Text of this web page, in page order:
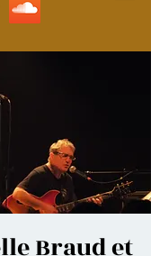
Braud et